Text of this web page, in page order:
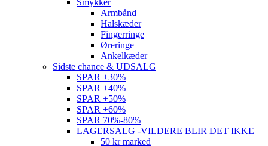
Smykker
Armbånd
Halskæder
Fingerringe
Øreringe
Ankelkæder
Sidste chance & UDSALG
SPAR +30%
SPAR +40%
SPAR +50%
SPAR +60%
SPAR 70%-80%
LAGERSALG -VILDERE BLIR DET IKKE
50 kr marked